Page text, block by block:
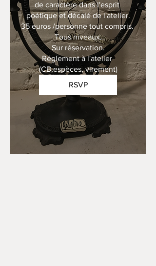
de caractère dans l'esprit
poétique et décalé de l'atelier.
35 euros /personne tout compris.
Tous niveaux.
Sur réservation.
Réglement à l'atelier
(CB,espèces, virement)
RSVP